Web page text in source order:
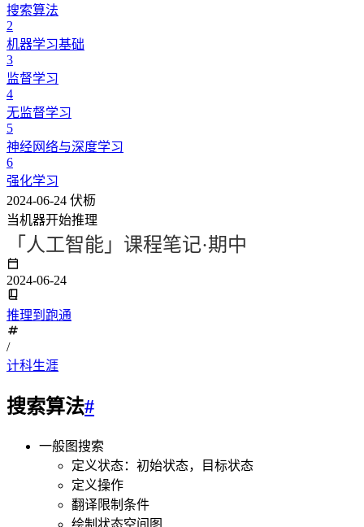
搜索算法
2
机器学习基础
3
监督学习
4
无监督学习
5
神经网络与深度学习
6
强化学习
2024-06-24 伏枥
当机器开始推理
「人工智能」课程笔记·期中
2024-06-24
推理到跑通
/
计科生涯
搜索算法#
一般图搜索
定义状态：初始状态，目标状态
定义操作
翻译限制条件